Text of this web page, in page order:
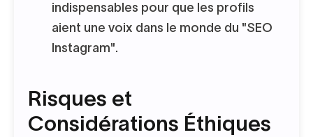
indispensables pour que les profils
aient une voix dans le monde du "SEO
Instagram".
Risques et
Considérations Éthiques